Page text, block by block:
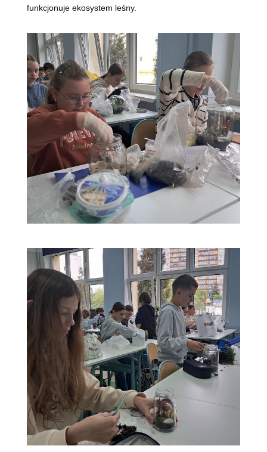
funkcjonuje ekosystem leśny.